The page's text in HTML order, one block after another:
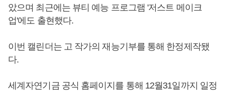
았으며 최근에는 뷰티 예능 프로그램 '저스트 메이크
업'에도 출현했다.
이번 캘린더는 고 작가의 재능기부를 통해 한정제작됐
다.
세계자연기금 공식 홈페이지를 통해 12월31일까지 일정